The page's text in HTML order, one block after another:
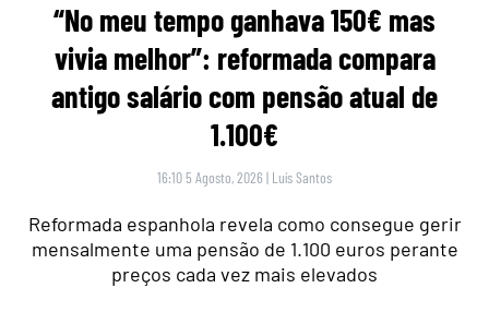
“No meu tempo ganhava 150€ mas
vivia melhor”: reformada compara
antigo salário com pensão atual de
1.100€
16:10 5 Agosto, 2026 | Luís Santos
Reformada espanhola revela como consegue gerir
mensalmente uma pensão de 1.100 euros perante
preços cada vez mais elevados